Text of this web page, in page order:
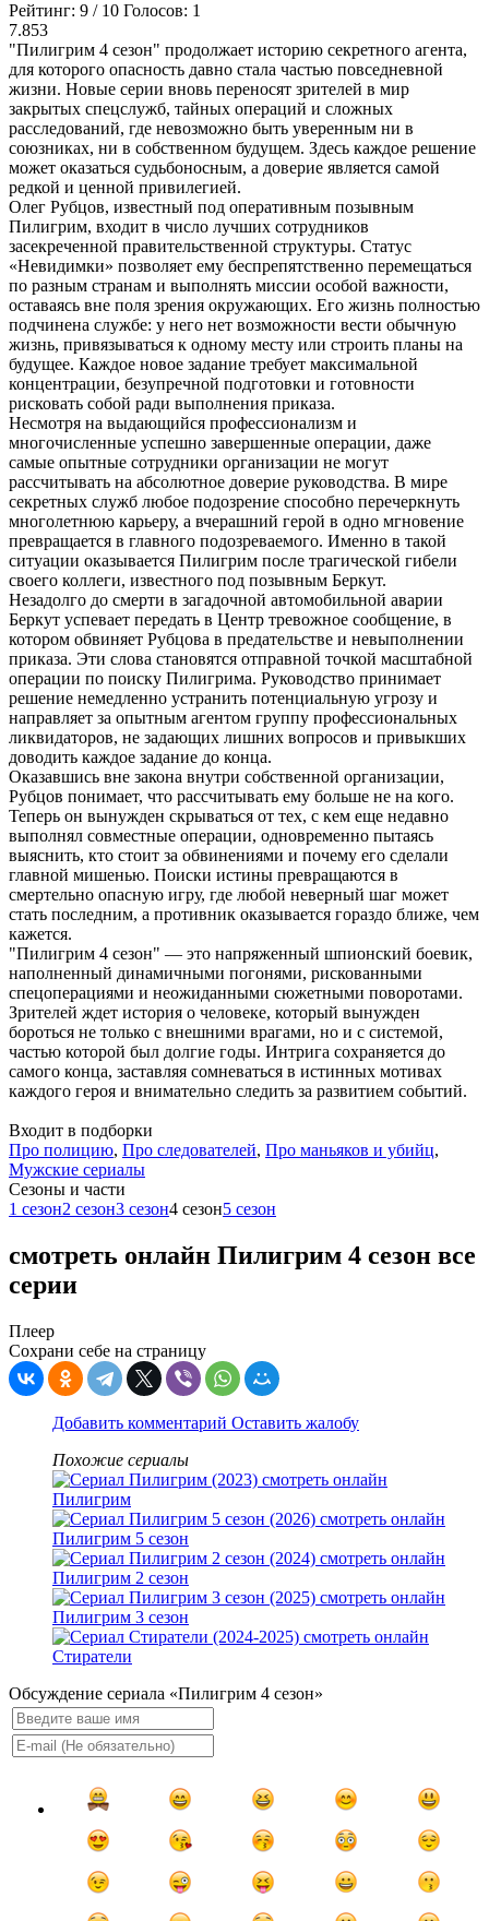
Рейтинг: 9 / 10 Голосов: 1
7.853
"Пилигрим 4 сезон" продолжает историю секретного агента,
для которого опасность давно стала частью повседневной
жизни. Новые серии вновь переносят зрителей в мир
закрытых спецслужб, тайных операций и сложных
расследований, где невозможно быть уверенным ни в
союзниках, ни в собственном будущем. Здесь каждое решение
может оказаться судьбоносным, а доверие является самой
редкой и ценной привилегией.
Олег Рубцов, известный под оперативным позывным
Пилигрим, входит в число лучших сотрудников
засекреченной правительственной структуры. Статус
«Невидимки» позволяет ему беспрепятственно перемещаться
по разным странам и выполнять миссии особой важности,
оставаясь вне поля зрения окружающих. Его жизнь полностью
подчинена службе: у него нет возможности вести обычную
жизнь, привязываться к одному месту или строить планы на
будущее. Каждое новое задание требует максимальной
концентрации, безупречной подготовки и готовности
рисковать собой ради выполнения приказа.
Несмотря на выдающийся профессионализм и
многочисленные успешно завершенные операции, даже
самые опытные сотрудники организации не могут
рассчитывать на абсолютное доверие руководства. В мире
секретных служб любое подозрение способно перечеркнуть
многолетнюю карьеру, а вчерашний герой в одно мгновение
превращается в главного подозреваемого. Именно в такой
ситуации оказывается Пилигрим после трагической гибели
своего коллеги, известного под позывным Беркут.
Незадолго до смерти в загадочной автомобильной аварии
Беркут успевает передать в Центр тревожное сообщение, в
котором обвиняет Рубцова в предательстве и невыполнении
приказа. Эти слова становятся отправной точкой масштабной
операции по поиску Пилигрима. Руководство принимает
решение немедленно устранить потенциальную угрозу и
направляет за опытным агентом группу профессиональных
ликвидаторов, не задающих лишних вопросов и привыкших
доводить каждое задание до конца.
Оказавшись вне закона внутри собственной организации,
Рубцов понимает, что рассчитывать ему больше не на кого.
Теперь он вынужден скрываться от тех, с кем еще недавно
выполнял совместные операции, одновременно пытаясь
выяснить, кто стоит за обвинениями и почему его сделали
главной мишенью. Поиски истины превращаются в
смертельно опасную игру, где любой неверный шаг может
стать последним, а противник оказывается гораздо ближе, чем
кажется.
"Пилигрим 4 сезон" — это напряженный шпионский боевик,
наполненный динамичными погонями, рискованными
спецоперациями и неожиданными сюжетными поворотами.
Зрителей ждет история о человеке, который вынужден
бороться не только с внешними врагами, но и с системой,
частью которой был долгие годы. Интрига сохраняется до
самого конца, заставляя сомневаться в истинных мотивах
каждого героя и внимательно следить за развитием событий.
Входит в подборки
Про полицию, Про следователей, Про маньяков и убийц,
Мужские сериалы
Cезоны и части
1 сезон2 сезон3 сезон4 сезон5 сезон
смотреть онлайн Пилигрим 4 сезон все
серии
Плеер
Сохрани себе на страницу
Добавить комментарий Оставить жалобу
Похожие сериалы
Пилигрим
Пилигрим 5 сезон
Пилигрим 2 сезон
Пилигрим 3 сезон
Стиратели
Обсуждение сериала «Пилигрим 4 сезон»